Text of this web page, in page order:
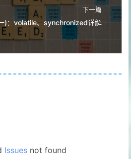
下一篇
)：volatile、synchronized详解
Issuesnot found